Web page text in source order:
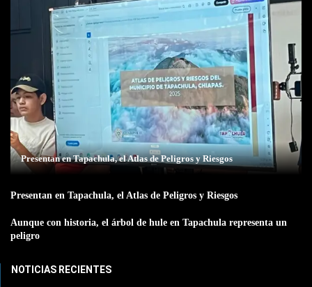
Presentan en Tapachula, el Atlas de Peligros y Riesgos
Presentan en Tapachula, el Atlas de Peligros y Riesgos
Aunque con historia, el árbol de hule en Tapachula representa un
peligro
NOTICIAS RECIENTES